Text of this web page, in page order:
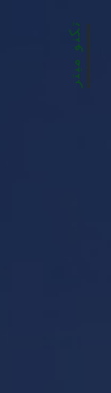
تكنو ميتر